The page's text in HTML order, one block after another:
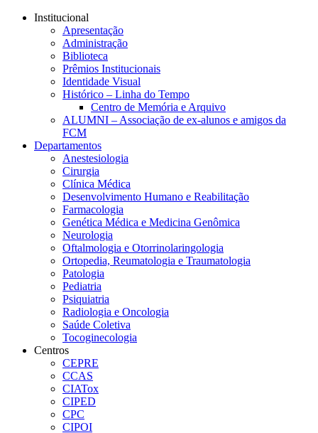
Conteúdo principal
Institucional
Apresentação
Administração
Biblioteca
Prêmios Institucionais
Identidade Visual
Histórico – Linha do Tempo
Centro de Memória e Arquivo
ALUMNI – Associação de ex-alunos e amigos da
FCM
Departamentos
Anestesiologia
Cirurgia
Clínica Médica
Desenvolvimento Humano e Reabilitação
Farmacologia
Genética Médica e Medicina Genômica
Neurologia
Oftalmologia e Otorrinolaringologia
Ortopedia, Reumatologia e Traumatologia
Patologia
Pediatria
Psiquiatria
Radiologia e Oncologia
Saúde Coletiva
Tocoginecologia
Centros
CEPRE
CCAS
CIATox
CIPED
CPC
CIPOI